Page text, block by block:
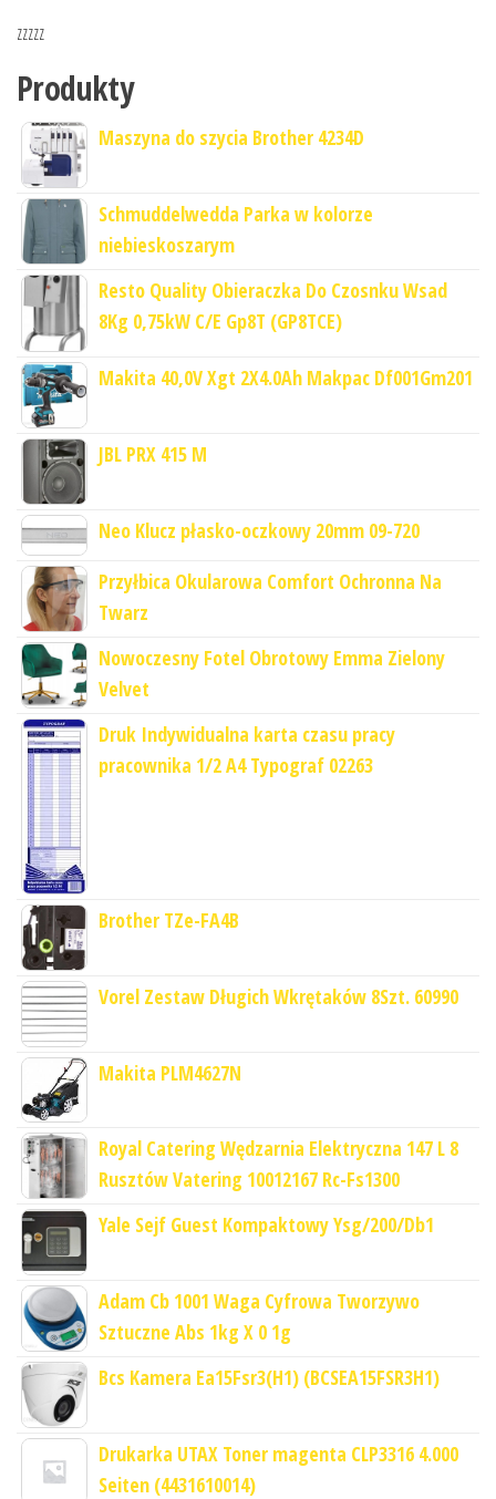
zzzzz
Produkty
Maszyna do szycia Brother 4234D
Schmuddelwedda Parka w kolorze
niebieskoszarym
Resto Quality Obieraczka Do Czosnku Wsad
8Kg 0,75kW C/E Gp8T (GP8TCE)
Makita 40,0V Xgt 2X4.0Ah Makpac Df001Gm201
JBL PRX 415 M
Neo Klucz płasko-oczkowy 20mm 09-720
Przyłbica Okularowa Comfort Ochronna Na
Twarz
Nowoczesny Fotel Obrotowy Emma Zielony
Velvet
Druk Indywidualna karta czasu pracy
pracownika 1/2 A4 Typograf 02263
Brother TZe-FA4B
Vorel Zestaw Długich Wkrętaków 8Szt. 60990
Makita PLM4627N
Royal Catering Wędzarnia Elektryczna 147 L 8
Rusztów Vatering 10012167 Rc-Fs1300
Yale Sejf Guest Kompaktowy Ysg/200/Db1
Adam Cb 1001 Waga Cyfrowa Tworzywo
Sztuczne Abs 1kg X 0 1g
Bcs Kamera Ea15Fsr3(H1) (BCSEA15FSR3H1)
Drukarka UTAX Toner magenta CLP3316 4.000
Seiten (4431610014)